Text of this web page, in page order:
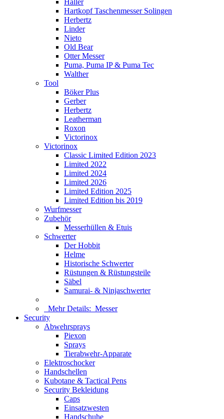
Haller
Hartkopf Taschenmesser Solingen
Herbertz
Linder
Nieto
Old Bear
Otter Messer
Puma, Puma IP & Puma Tec
Walther
Tool
Böker Plus
Gerber
Herbertz
Leatherman
Roxon
Victorinox
Victorinox
Classic Limited Edition 2023
Limited 2022
Limited 2024
Limited 2026
Limited Edition 2025
Limited Edition bis 2019
Wurfmesser
Zubehör
Messerhüllen & Etuis
Schwerter
Der Hobbit
Helme
Historische Schwerter
Rüstungen & Rüstungsteile
Säbel
Samurai- & Ninjaschwerter
Mehr Details: Messer
Security
Abwehrsprays
Piexon
Sprays
Tierabwehr-Apparate
Elektroschocker
Handschellen
Kubotane & Tactical Pens
Security Bekleidung
Caps
Einsatzwesten
Handschuhe